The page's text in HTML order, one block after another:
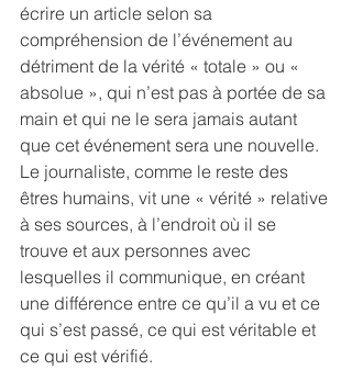
écrire un article selon sa
compréhension de l’événement au
détriment de la vérité « totale » ou «
absolue », qui n’est pas à portée de sa
main et qui ne le sera jamais autant
que cet événement sera une nouvelle.
Le journaliste, comme le reste des
êtres humains, vit une « vérité » relative
à ses sources, à l’endroit où il se
trouve et aux personnes avec
lesquelles il communique, en créant
une différence entre ce qu’il a vu et ce
qui s’est passé, ce qui est véritable et
ce qui est vérifié.